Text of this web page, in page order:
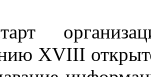
XVIII